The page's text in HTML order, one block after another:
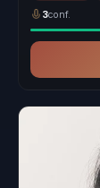
3conf.